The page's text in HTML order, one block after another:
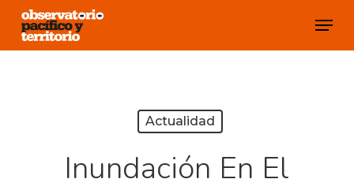
Skip
Menu
Actualidad
Inundación En El
Close